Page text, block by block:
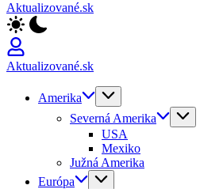
Aktualizované.sk
Aktualizované.sk
Amerika
Severná Amerika
USA
Mexiko
Južná Amerika
Európa